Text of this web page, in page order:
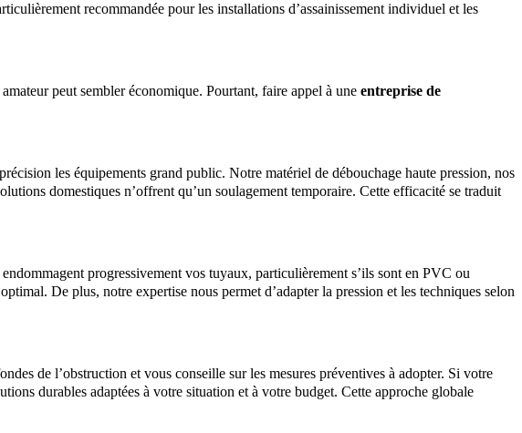
recommandée pour les installations d’assainissement individuel et les
peut sembler économique. Pourtant, faire appel à une entreprise de
les équipements grand public. Notre matériel de débouchage haute pression, nos
domestiques n’offrent qu’un soulagement temporaire. Cette efficacité se traduit
progressivement vos tuyaux, particulièrement s’ils sont en PVC ou
De plus, notre expertise nous permet d’adapter la pression et les techniques selon
de l’obstruction et vous conseille sur les mesures préventives à adopter. Si votre
durables adaptées à votre situation et à votre budget. Cette approche globale